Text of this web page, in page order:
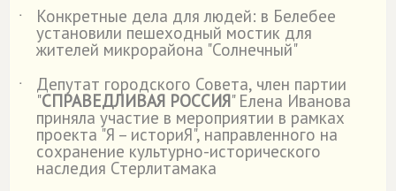
˙
Конкретные дела для людей: в Белебее
установили пешеходный мостик для
жителей микрорайона "Солнечный"
˙
Депутат городского Совета, член партии
"СПРАВЕДЛИВАЯ РОССИЯ" Елена Иванова
приняла участие в мероприятии в рамках
проекта "Я – историЯ", направленного на
сохранение культурно-исторического
наследия Стерлитамака